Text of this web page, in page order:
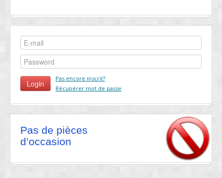
Pas encore inscrit?
Récupérer mot de passe
Pas de pièces
d’occasion